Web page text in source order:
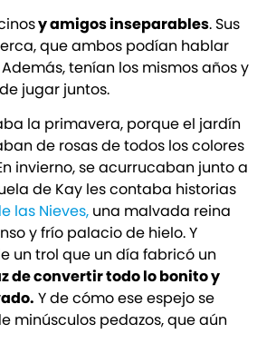
y amigos inseparables. Sus
que ambos podían hablar
tenían los mismos años y
jugar juntos.
la primavera, porque el jardín
de rosas de todos los colores
invierno, se acurrucaban junto a
de Kay les contaba historias
las Nieves, una malvada reina
y frío palacio de hielo. Y
un trol que un día fabricó un
de convertir todo lo bonito y
Y de cómo ese espejo se
minúsculos pedazos, que aún